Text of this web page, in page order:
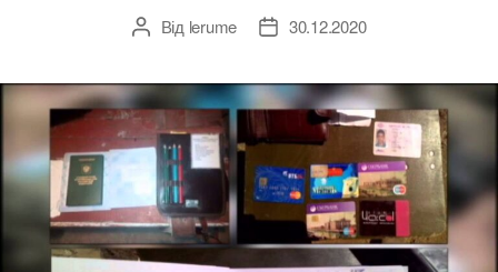
Автор
Від lerume
Дата30.12.2020